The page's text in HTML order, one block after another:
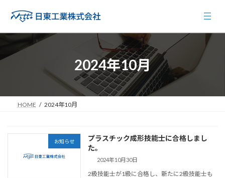
ン
プ
ー
動
2024年10月
HOME 2024年10月
お知らせ
プラスチック成形技能士に合格しまし
た。
2024年10月30日
2級技能士が1級に合格し、新たに2級技能士も